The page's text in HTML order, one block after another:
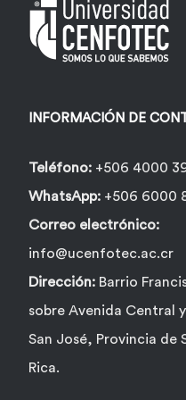
INFORMACIÓN DE
Teléfono: +506 4000
WhatsApp: +506 6000
Correo electrónico:
info@ucenfotec.ac.cr
Dirección: Barrio
sobre Avenida Central
San José, Provincia de
Rica.